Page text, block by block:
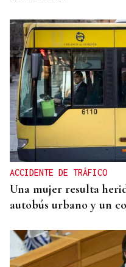
ENTREVISTA
Jorge Vázquez:
creando valor para el
que lo hace posible"
ACCIDENTE DE TRÁFICO
Una mujer resulta
autobús urbano y un